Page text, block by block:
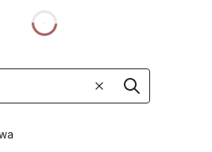
WyczyśćSzukaj